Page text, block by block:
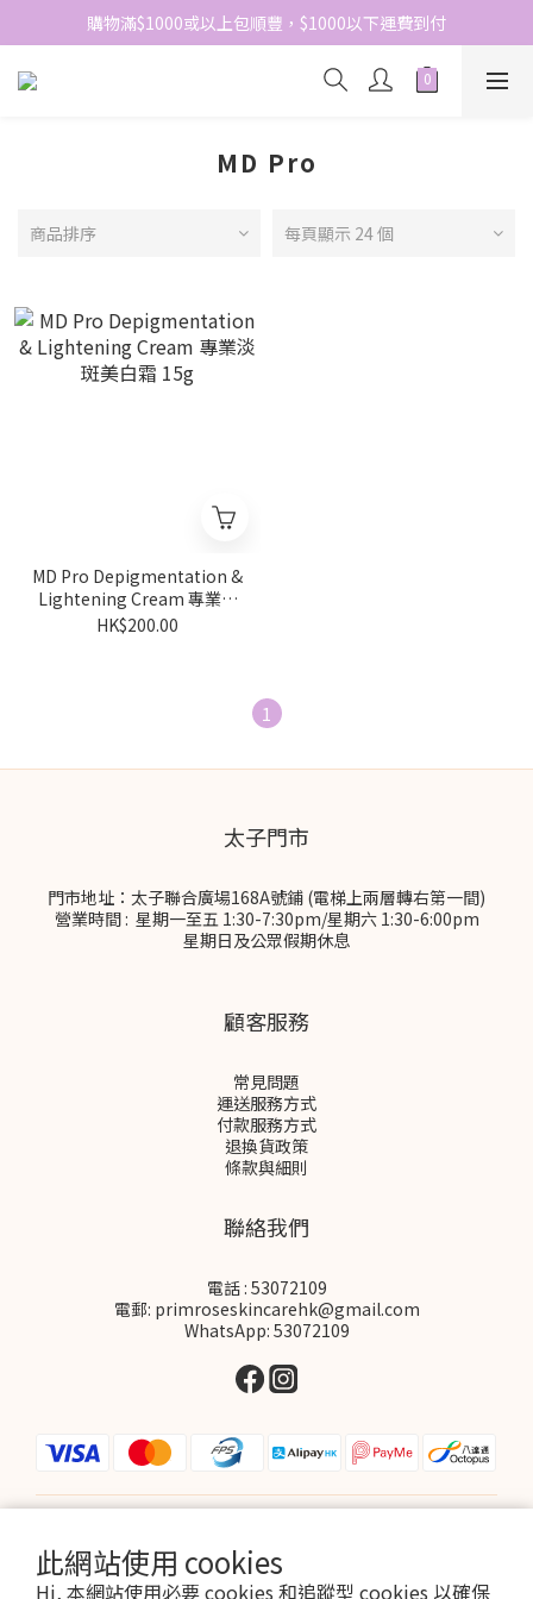
此網站使用 cookies
Hi, 本網站使用必要 cookies 和追蹤型 cookies 以確保
網站免費登記會員，會員優惠價於結帳時自動扣減
購物滿$1000或以上包順豐，$1000以下運費到付
網站免費登記會員，會員優惠價於結帳時自動扣減
MD Pro
商品排序 每頁顯示 24 個
MD Pro Depigmentation &
Lightening Cream 專業淡
斑美白霜 15g
HK$200.00
1
太子門市
門市地址：太子聯合廣場168A號鋪 (電梯上兩層轉右第一間)
營業時間 : 星期一至五 1:30-7:30pm/星期六 1:30-6:00pm
星期日及公眾假期休息
顧客服務
常見問題
運送服務方式
付款服務方式
退換貨政策
條款與細則
聯絡我們
電話 : 53072109
電郵: primroseskincarehk@gmail.com
WhatsApp: 53072109
HKD